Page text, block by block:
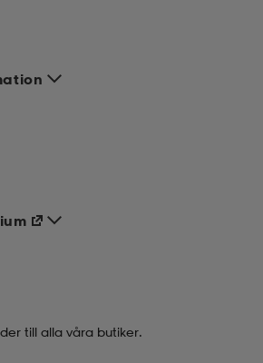
till alla våra butiker.